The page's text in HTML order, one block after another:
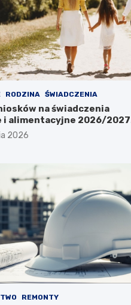
RODZINA ŚWIADCZENIA
na świadczenia
i alimentacyjne 2026/2027
2026
REMONTY